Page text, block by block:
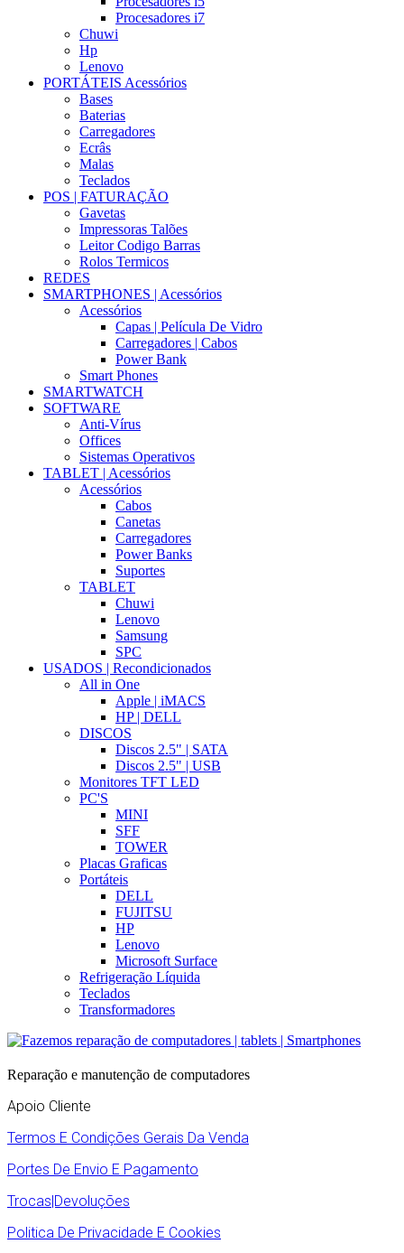
Procesadores i7
Chuwi
Hp
Lenovo
PORTÁTEIS Acessórios
Bases
Baterias
Carregadores
Ecrâs
Malas
Teclados
POS | FATURAÇÃO
Gavetas
Impressoras Talões
Leitor Codigo Barras
Rolos Termicos
REDES
SMARTPHONES | Acessórios
Acessórios
Capas | Película De Vidro
Carregadores | Cabos
Power Bank
Smart Phones
SMARTWATCH
SOFTWARE
Anti-Vírus
Offices
Sistemas Operativos
TABLET | Acessórios
Acessórios
Cabos
Canetas
Carregadores
Power Banks
Suportes
TABLET
Chuwi
Lenovo
Samsung
SPC
USADOS | Recondicionados
All in One
Apple | iMACS
HP | DELL
DISCOS
Discos 2.5" | SATA
Discos 2.5" | USB
Monitores TFT LED
PC'S
MINI
SFF
TOWER
Placas Graficas
Portáteis
DELL
FUJITSU
HP
Lenovo
Microsoft Surface
Refrigeração Líquida
Teclados
Transformadores
Reparação e manutenção de computadores
Apoio Cliente
Termos E Condições Gerais Da Venda
Portes De Envio E Pagamento
Trocas|Devoluções
Politica De Privacidade E Cookies